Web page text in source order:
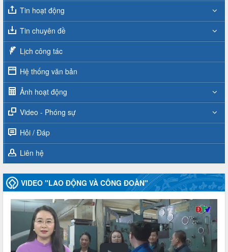
Tin hoạt động
Tin chuyên đề
Lịch công tác
Hệ thống văn bản
Ảnh hoạt động
Video - Phóng sự
Hỏi / Đáp
Liên hệ
VIDEO "LAO ĐỘNG VÀ CÔNG ĐOÀN"